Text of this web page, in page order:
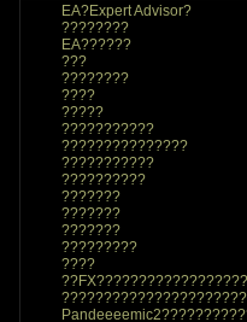
EA?Expert Advisor?
????????
EA??????
???
????????
????
?????
???????????
???????????????
???????????
??????????
???????
???????
???????
?????????
????